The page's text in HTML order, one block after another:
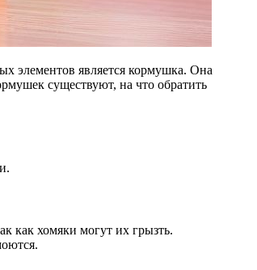
существуют, на что обратить
как хомяки могут их грызть.